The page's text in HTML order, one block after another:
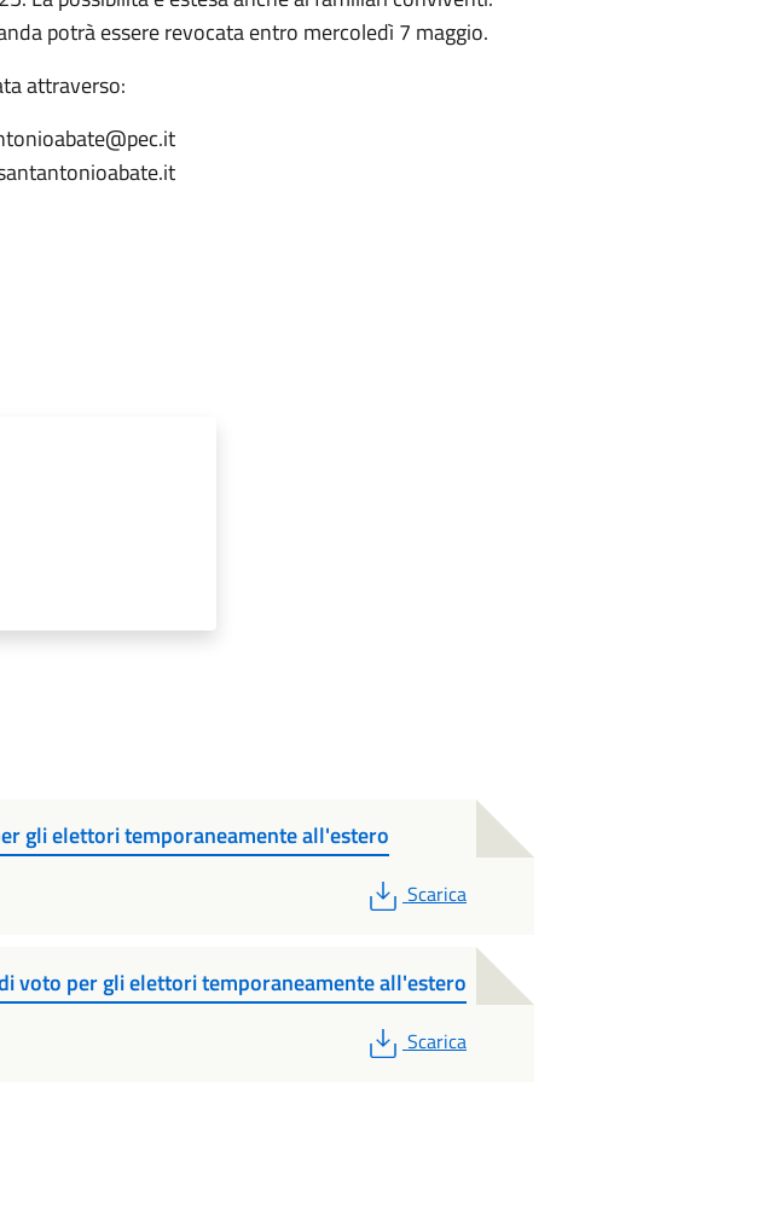
potrà essere revocata entro mercoledì 7 maggio.
attraverso:
gli elettori temporaneamente all'estero
PDF
Scarica
voto per gli elettori temporaneamente all'estero
PDF
Scarica